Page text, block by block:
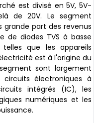
est divisé en 5V, 5V-
de 20V. Le segment
grande part des revenus
de diodes TVS à basse
que les appareils
est à l'origine du
sont largement
électroniques à
intégrés (IC), les
numériques et les